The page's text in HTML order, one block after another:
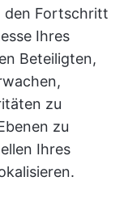
den Fortschritt
Ihres
Beteiligten,
zu
zu
Ihres